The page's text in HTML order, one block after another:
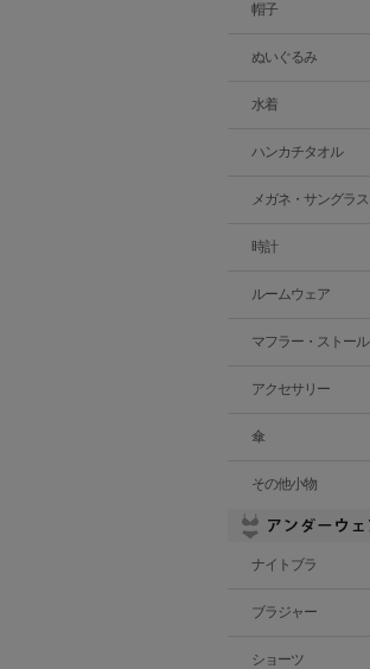
帽子
ぬいぐるみ
水着
ハンカチタオル
メガネ・サングラス
時計
ルームウェア
マフラー・ストール
アクセサリー
傘
その他小物
ナイトブラ
ブラジャー
ショーツ